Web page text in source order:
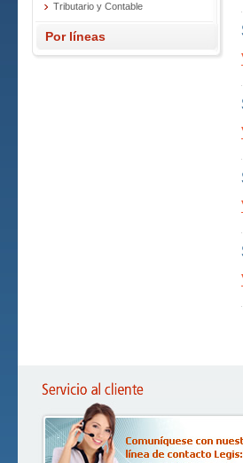
Tributario y Contable
Por líneas